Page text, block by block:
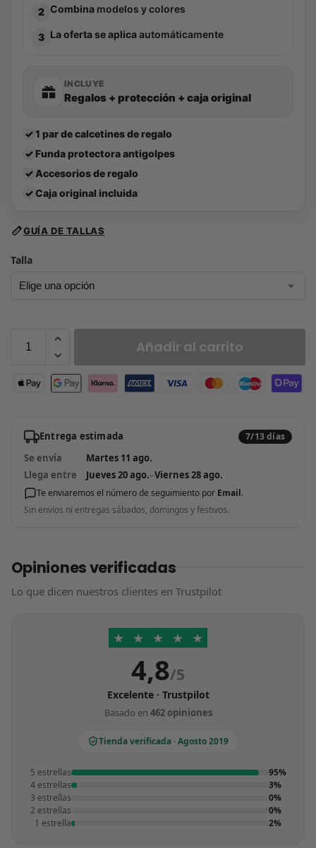
2 Combina modelos y colores
3 La oferta se aplicaautomáticamente
INCLUYE
Regalos + protección + caja original
✓1 par de calcetines de regalo
✓ Funda protectora antigolpes
✓ Accesorios de regalo
✓Caja original incluida
GUÍA DE TALLAS
Talla
Añadir al carrito
Entrega estimada 7/13 días
Se envía
Martes 11 ago.
Llega entre
Jueves 20 ago.–Viernes 28 ago.
Te enviaremos el número de seguimiento por Email.
Sin envíos ni entregas sábados, domingos y festivos.
Opiniones verificadas
Lo que dicen nuestros clientes en Trustpilot
★ ★ ★ ★ ★
4,8/5
Excelente · Trustpilot
Basado en 462 opiniones
Tienda verificada · Agosto 2019
5 estrellas
95%
4 estrellas
3%
3 estrellas
0%
2 estrellas
0%
1 estrella
2%